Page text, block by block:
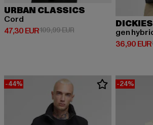
URBAN CLASSICS
Cord
47,30 EUR
Derzeitiger Preis: 47,30 EUR
109,99 EURAktionspreis: 109,99 EUR
gen
36,90 EUR
-44% -24%